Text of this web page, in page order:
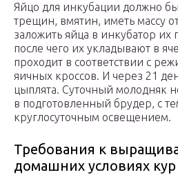
Яйцо для инкубации должно
трещин, вмятин, иметь массу
заложить яйца в инкубатор их
после чего их укладывают в
проходит в соответствии с
яичных кроссов. И через 21
цыплята. Суточный молодняк
в подготовленный брудер, с
круглосуточным освещением.
Требования к
домашних условиях кур